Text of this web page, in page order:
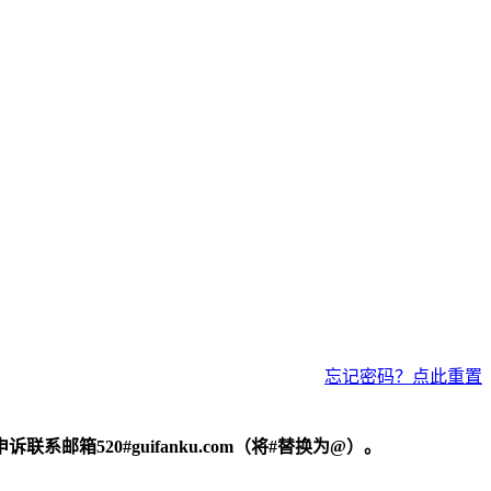
忘记密码？点此重置
联系邮箱520#guifanku.com（将#替换为@）。